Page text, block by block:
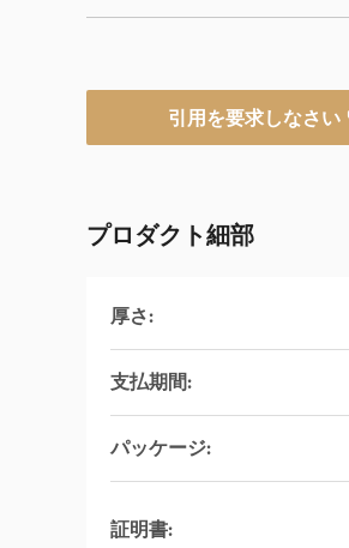
引用を要求しなさい
プロダクト細部
厚さ:
支払期間:
パッケージ:
証明書: